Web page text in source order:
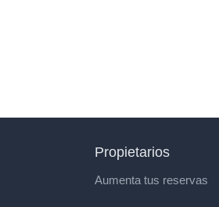
Propietarios
Aumenta tus reservas